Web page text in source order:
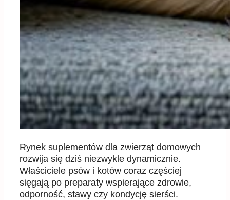
Rynek suplementów dla zwierząt domowych
rozwija się dziś niezwykle dynamicznie.
Właściciele psów i kotów coraz częściej
sięgają po preparaty wspierające zdrowie,
odporność, stawy czy kondycję sierści.